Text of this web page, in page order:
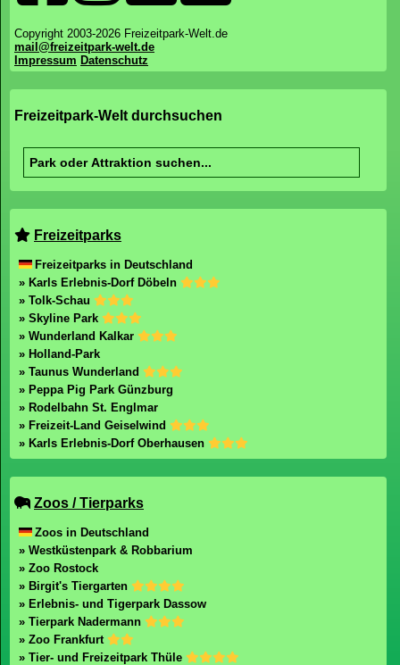
Copyright 2003-2026 Freizeitpark-Welt.de
mail@freizeitpark-welt.de
Impressum Datenschutz
Freizeitpark-Welt durchsuchen
Freizeitparks
Freizeitparks in Deutschland
» Karls Erlebnis-Dorf Döbeln
» Tolk-Schau
» Skyline Park
» Wunderland Kalkar
» Holland-Park
» Taunus Wunderland
» Peppa Pig Park Günzburg
» Rodelbahn St. Englmar
» Freizeit-Land Geiselwind
» Karls Erlebnis-Dorf Oberhausen
Zoos / Tierparks
Zoos in Deutschland
» Westküstenpark & Robbarium
» Zoo Rostock
» Birgit's Tiergarten
» Erlebnis- und Tigerpark Dassow
» Tierpark Nadermann
» Zoo Frankfurt
» Tier- und Freizeitpark Thüle